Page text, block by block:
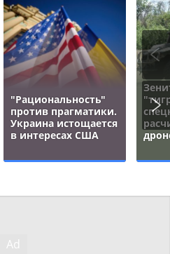
"Рациональность"
против прагматики.
Украина истощается
в интересах США